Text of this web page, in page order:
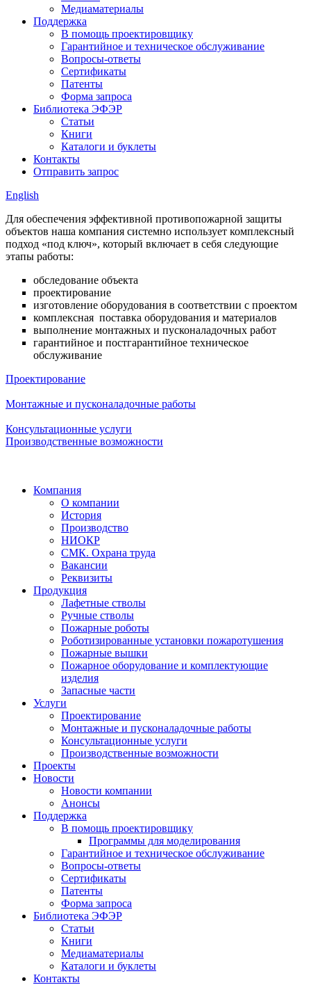
Медиаматериалы
Поддержка
В помощь проектировщику
Гарантийное и техническое обслуживание
Вопросы-ответы
Сертификаты
Патенты
Форма запроса
Библиотека ЭФЭР
Статьи
Книги
Каталоги и буклеты
Контакты
Отправить запрос
English
Для обеспечения эффективной противопожарной защиты
объектов наша компания системно использует комплексный
подход «под ключ», который включает в себя следующие
этапы работы:
обследование объекта
проектирование
изготовление оборудования в соответствии с проектом
комплексная поставка оборудования и материалов
выполнение монтажных и пусконаладочных работ
гарантийное и постгарантийное техническое
обслуживание
Проектирование
Монтажные и пусконаладочные работы
Консультационные услуги
Производственные возможности
Компания
О компании
История
Производство
НИОКР
СМК. Охрана труда
Вакансии
Реквизиты
Продукция
Лафетные стволы
Ручные стволы
Пожарные роботы
Роботизированные установки пожаротушения
Пожарные вышки
Пожарное оборудование и комплектующие
изделия
Запасные части
Услуги
Проектирование
Монтажные и пусконаладочные работы
Консультационные услуги
Производственные возможности
Проекты
Новости
Новости компании
Анонсы
Поддержка
В помощь проектировщику
Программы для моделирования
Гарантийное и техническое обслуживание
Вопросы-ответы
Сертификаты
Патенты
Форма запроса
Библиотека ЭФЭР
Статьи
Книги
Медиаматериалы
Каталоги и буклеты
Контакты